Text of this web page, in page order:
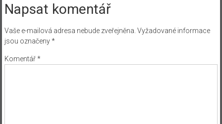
Napsat komentář
Vaše e-mailová adresa nebude zveřejněna. Vyžadované informace
jsou označeny*
Komentář*